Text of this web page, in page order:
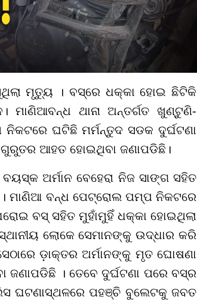
ମୃତ୍ୟୁ । ବସ୍‌ରେ ଧକ୍କା ହୋଇ ଛିଟିକି
ମାଣିଆବନ୍ଧ ଥାନା ଅନ୍ତର୍ଗତ ଖୁଣ୍ଟୁଣି-
ଘଟିଛି ମର୍ମନ୍ତୁଦ ସଡକ ଦୁର୍ଘଟଣା
ଆହତ ହୋଇଥିବା ଜଣାପଡିଛି।
ଅର୍ମାନ ବେହେରା ନିଜ ସାଙ୍ଗ ସହିତ
ମାଣିଆ ବନ୍ଧ ପେଟ୍ରୋଲ ପମ୍ପ ନିକଟରେ
ବସ୍ ସହିତ ମୁହାଁମୁହିଁ ଧକ୍କା ହୋଇଥିଲା
ଲୋକେ ସେମାନଙ୍କୁ ଉଦ୍ଧାର କରି
ଡ଼ାକ୍ତର ଅର୍ମାନଙ୍କୁ ମୃତ ଘୋଷଣା
। ତେବେ ଦୁର୍ଘଟଣା ପରେ ବସ୍ର
ଘଟଣାସ୍ଥଳରେ ପହଞ୍ଚି ବୁଲେଟକୁ ଜବତ